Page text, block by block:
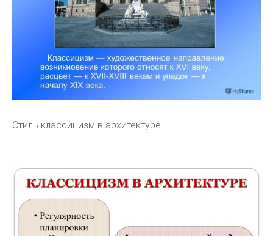
Стиль классицизм в архитектуре